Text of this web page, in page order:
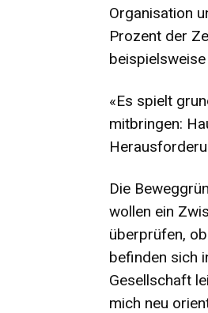
Organisation
Prozent der
«Es spielt
mitbringen:
Die
wollen ein
überprüfen,
befinden sich
Gesellschaft
mich neu